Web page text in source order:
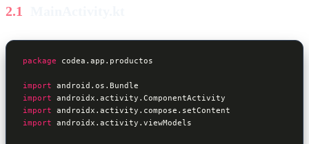
package codea.app.productos
import
import
import
import androidx.activity.viewModels